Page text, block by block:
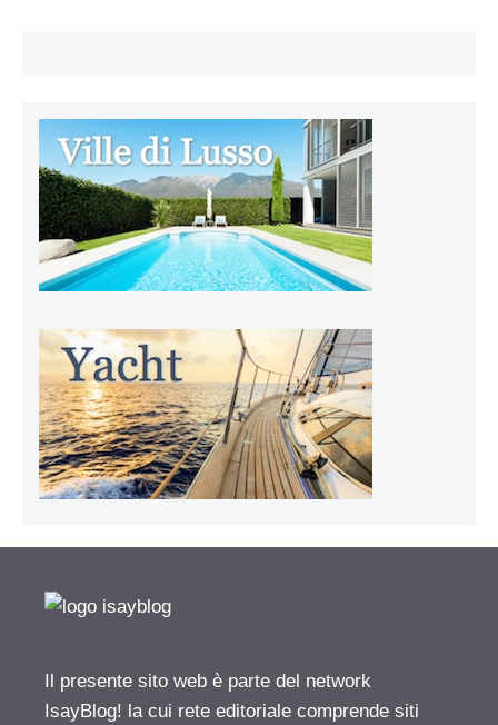
Il presente sito web è parte del network
IsayBlog! la cui rete editoriale comprende siti